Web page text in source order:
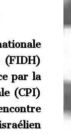
(FIDH)
par la
(CPI)